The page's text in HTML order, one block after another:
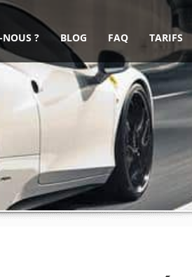
? BLOG FAQ TARIFS